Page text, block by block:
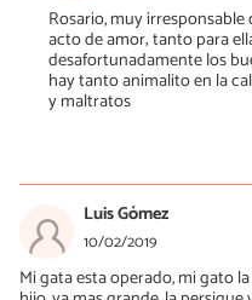
Rosario, muy
acto de amor; tanto para
desafortunadamente los
hay tanto animalito en la
y maltratos
Luis Gómez
10/02/2019
Mi gata esta operado, mi gato